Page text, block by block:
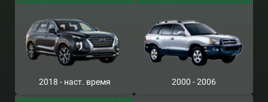
2018 - наст. время 2000 - 2006